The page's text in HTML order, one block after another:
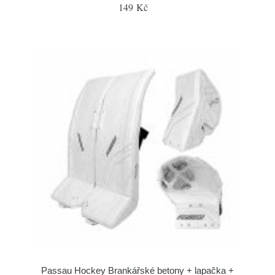
149 Kč
Passau Hockey Brankářské betony + lapačka +